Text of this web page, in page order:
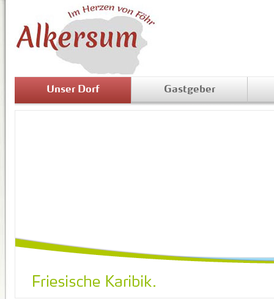
Unser Dorf Gastgeber